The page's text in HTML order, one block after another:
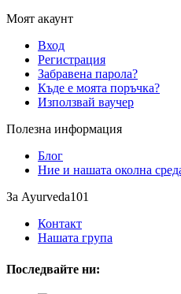
Моят акаунт
Вход
Регистрация
Забравена парола?
Къде е моята поръчка?
Използвай ваучер
Полезна информация
Блог
Ние и нашата околна
За Ayurveda101
Контакт
Нашата група
Последвайте ни: